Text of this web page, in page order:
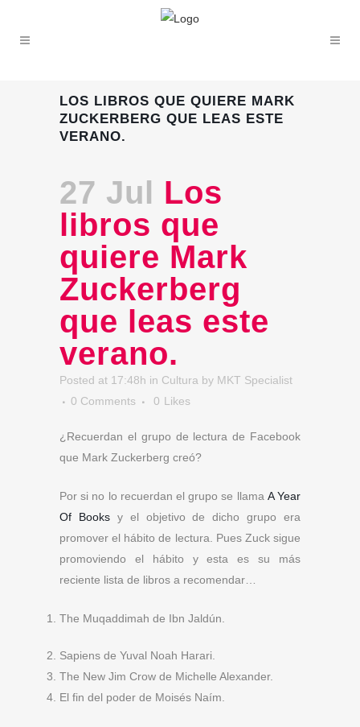
LOS LIBROS QUE QUIERE MARK
ZUCKERBERG QUE LEAS ESTE
VERANO.
27 Jul Los
libros que
quiere Mark
Zuckerberg
que leas este
verano.
Posted at 17:48h in Cultura by MKT Specialist
0 Comments
0 Likes
¿Recuerdan el grupo de lectura de Facebook
que Mark Zuckerberg creó?
Por si no lo recuerdan el grupo se llama A Year
Of Booksy el objetivo de dicho grupo era
promover el hábito de lectura. Pues Zuck sigue
promoviendo el hábito y esta es su más
reciente lista de libros a recomendar…
The Muqaddimah de Ibn Jaldún.
Sapiens de Yuval Noah Harari.
The New Jim Crow de Michelle Alexander.
El fin del poder de Moisés Naím.